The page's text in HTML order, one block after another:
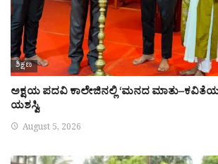
ಶಿಕ್ಷಣ
ಅಕ್ಷಯ ಪದವಿ ಕಾಲೇಜಿನಲ್ಲಿ ‘ಮನದ
ಯಶಸ್ವಿ
August 5, 2026